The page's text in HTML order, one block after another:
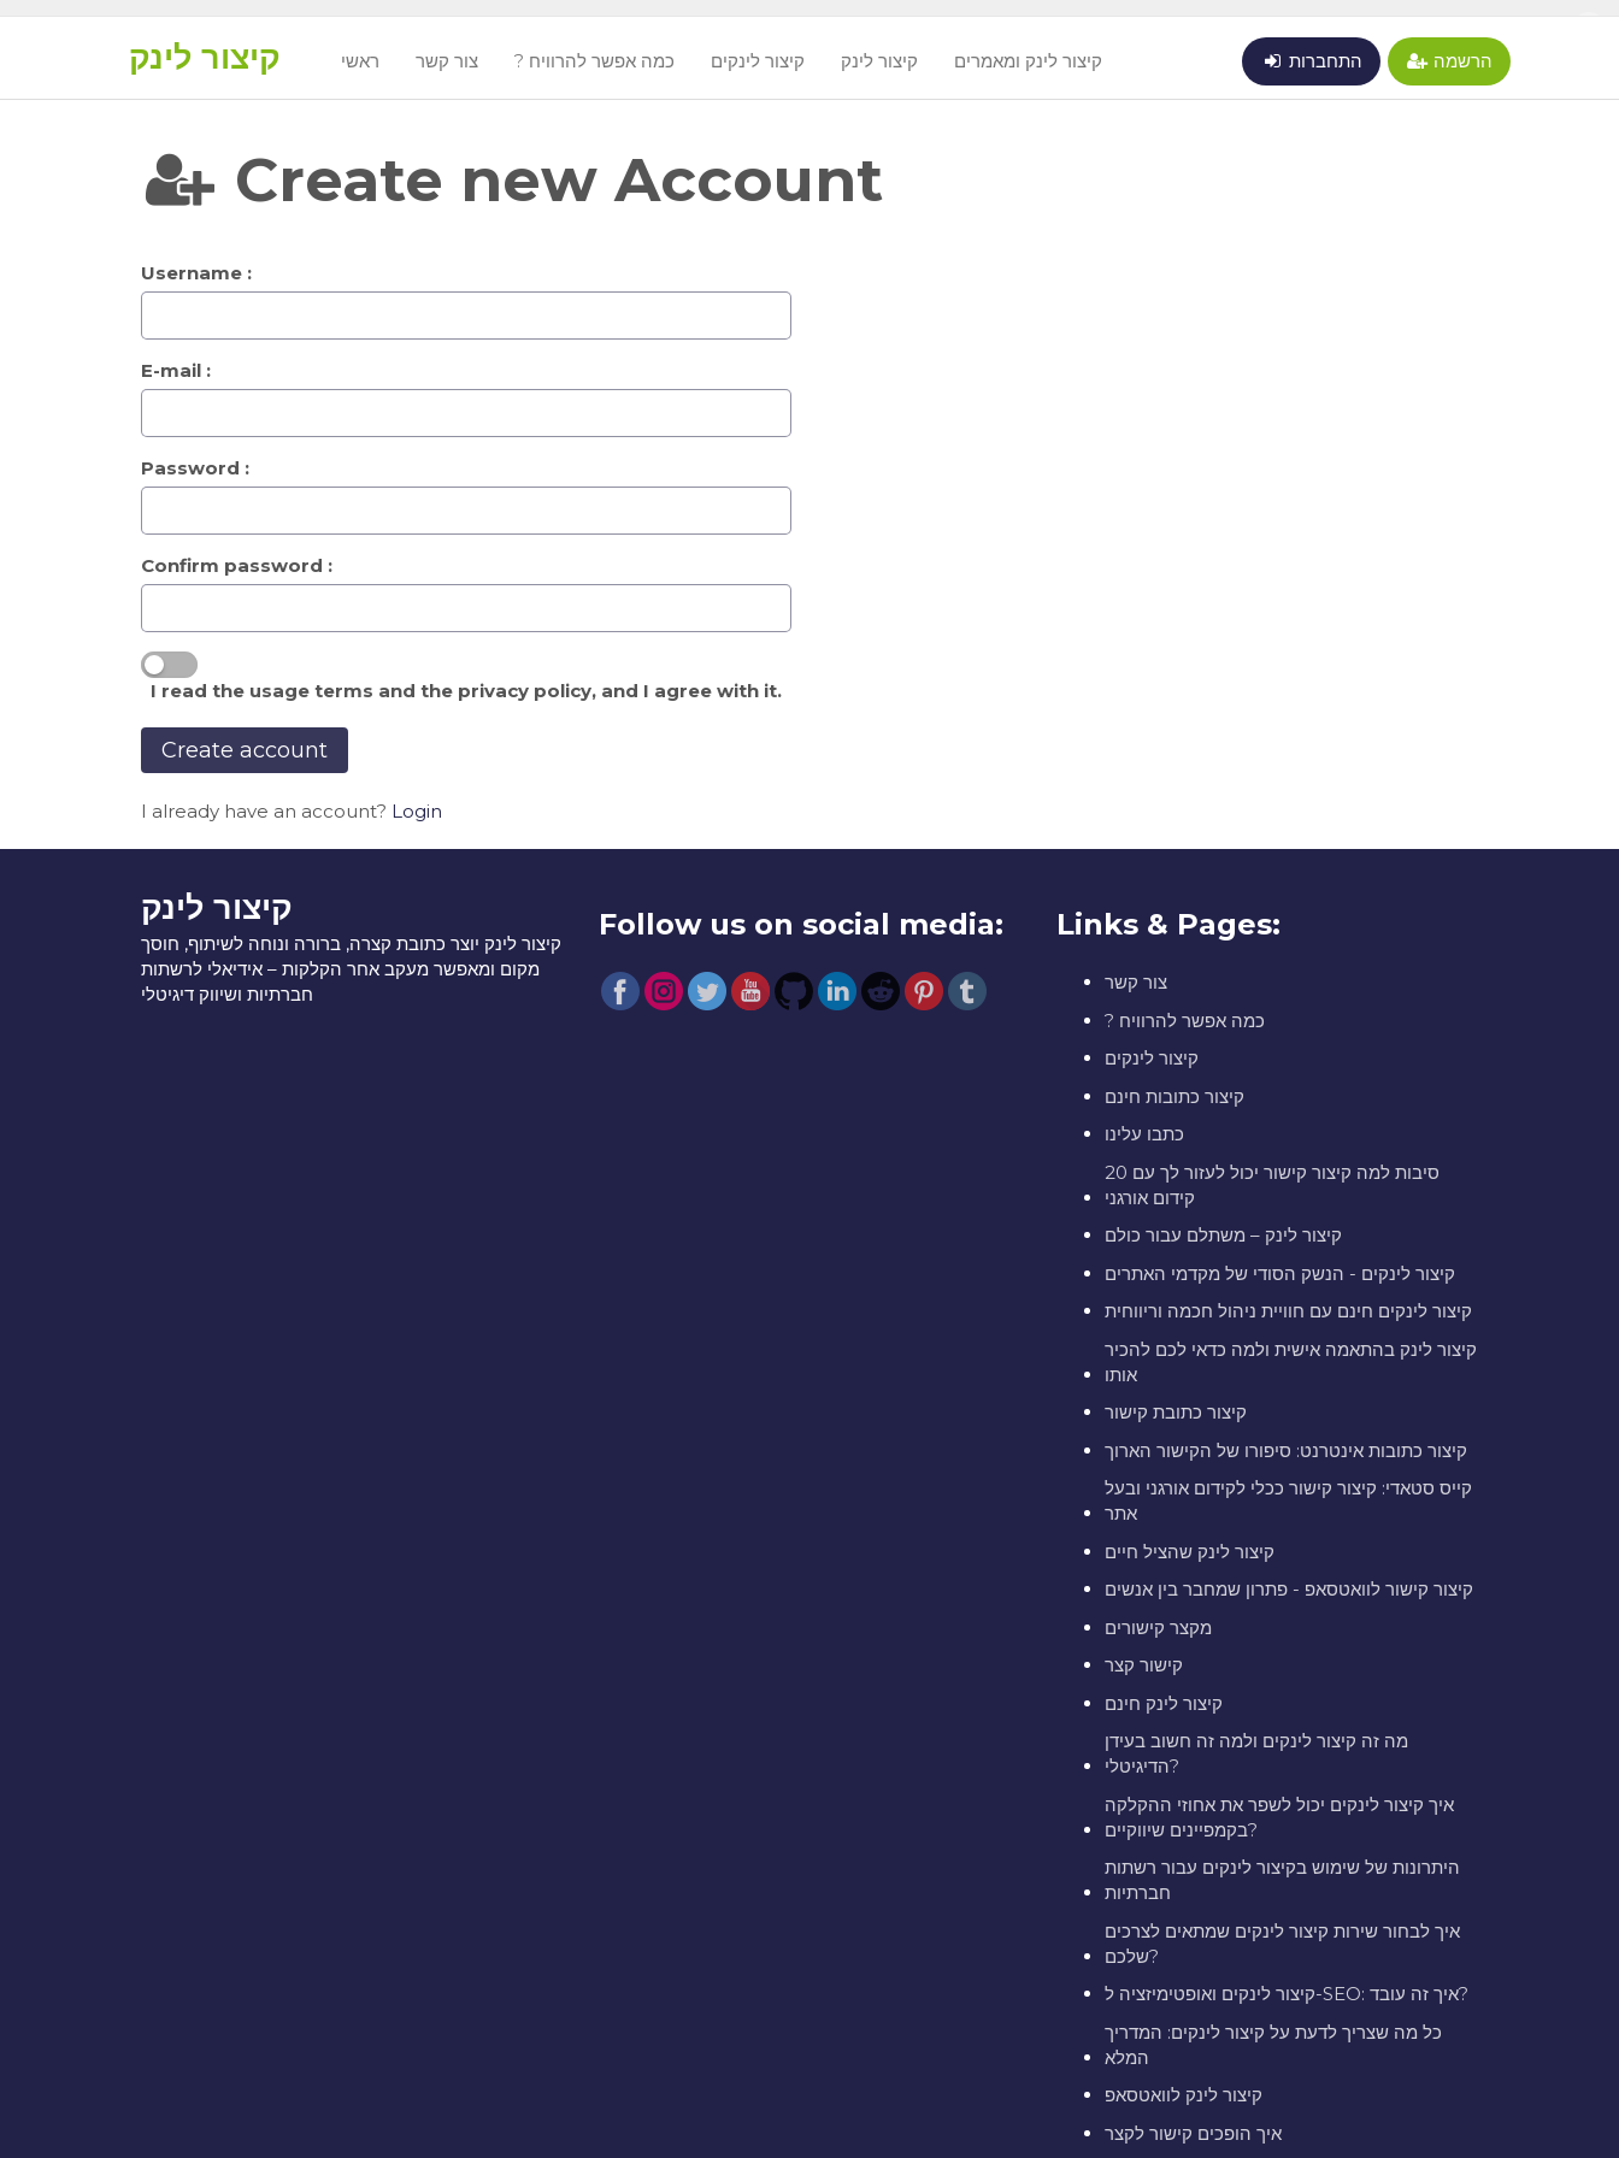
קיצור לינק ראשי צור קשר ? כמה אפשר להרוויח קיצור לינקים קיצור לינק קיצור לינק ומאמרים התחברות הרשמה
Create new Account
Username :
E-mail :
Password :
Confirm password :
I read the usage terms and the privacy policy, and I agree with it.
I already have an account? Login
קיצור לינק
קיצור לינק יוצר כתובת קצרה, ברורה ונוחה לשיתוף, חוסך
מקום ומאפשר מעקב אחר הקלקות – אידיאלי לרשתות
חברתיות ושיווק דיגיטלי
Follow us on social media: Links & Pages:
צור קשר
? כמה אפשר להרוויח
קיצור לינקים
קיצור כתובות חינם
כתבו עלינו
20 סיבות למה קיצור קישור יכול לעזור לך עם
קידום אורגני
קיצור לינק – משתלם עבור כולם
קיצור לינקים - הנשק הסודי של מקדמי האתרים
קיצור לינקים חינם עם חוויית ניהול חכמה וריווחית
קיצור לינק בהתאמה אישית ולמה כדאי לכם להכיר
אותו
קיצור כתובת קישור
קיצור כתובות אינטרנט: סיפורו של הקישור הארוך
קייס סטאדי: קיצור קישור ככלי לקידום אורגני ובעל
אתר
קיצור לינק שהציל חיים
קיצור קישור לוואטסאפ - פתרון שמחבר בין אנשים
מקצר קישורים
קישור קצר
קיצור לינק חינם
מה זה קיצור לינקים ולמה זה חשוב בעידן
הדיגיטלי?
איך קיצור לינקים יכול לשפר את אחוזי ההקלקה
בקמפיינים שיווקיים?
היתרונות של שימוש בקיצור לינקים עבור רשתות
חברתיות
איך לבחור שירות קיצור לינקים שמתאים לצרכים
שלכם?
קיצור לינקים ואופטימיזציה ל-SEO: איך זה עובד?
כל מה שצריך לדעת על קיצור לינקים: המדריך
המלא
קיצור לינק לוואטסאפ
איך הופכים קישור לקצר